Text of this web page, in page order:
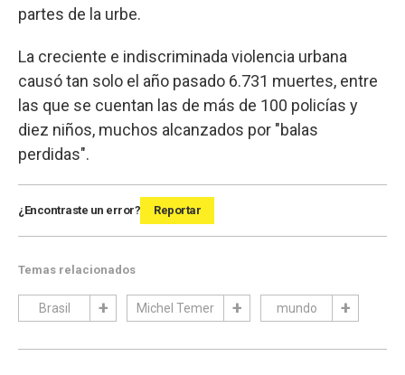
partes de la urbe.
La creciente e indiscriminada violencia urbana
causó tan solo el año pasado 6.731 muertes, entre
las que se cuentan las de más de 100 policías y
diez niños, muchos alcanzados por "balas
perdidas".
¿Encontraste un error? Reportar
Temas relacionados
Brasil Michel Temer mundo